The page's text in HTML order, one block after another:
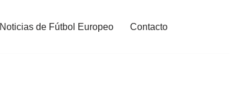
Noticias de Fútbol Europeo Contacto